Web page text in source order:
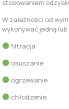
stosowaniem
W zależności od
wykonywać jedną
filtracja
osuszanie
ogrzewanie
chłodzenie.